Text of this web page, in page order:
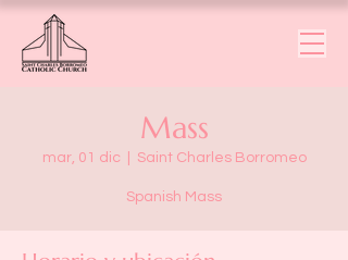
Mass
mar, 01 dic Saint Charles Borromeo
Spanish Mass